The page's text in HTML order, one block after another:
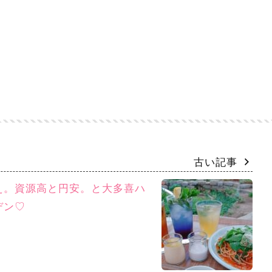
古い記事
。資源高と円安。と大多喜ハ
ン♡